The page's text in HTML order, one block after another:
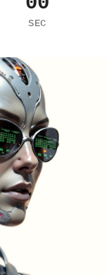
SEC